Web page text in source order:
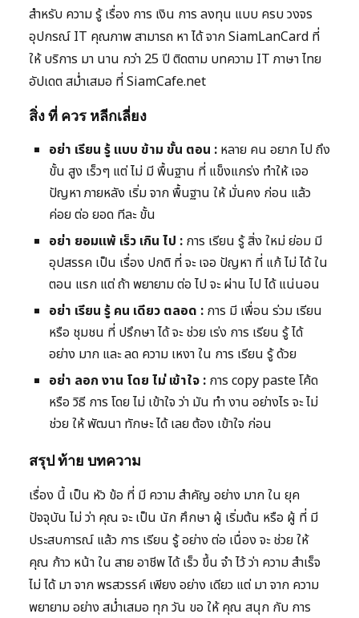
สำหรับ ความ รู้ เรื่อง การ เงิน การ ลงทุน แบบ ครบ วงจร
อุปกรณ์ IT คุณภาพ สามารถ หา ได้ จาก SiamLanCard ที่
ให้ บริการ มา นาน กว่า 25 ปี ติดตาม บทความ IT ภาษา ไทย
อัปเดต สม่ำเสมอ ที่ SiamCafe.net
สิ่ง ที่ ควร หลีกเลี่ยง
อย่า เรียน รู้ แบบ ข้าม ขั้น ตอน : หลาย คน อยาก ไป ถึง
ขั้น สูง เร็วๆ แต่ ไม่ มี พื้นฐาน ที่ แข็งแกร่ง ทำให้ เจอ
ปัญหา ภายหลัง เริ่ม จาก พื้นฐาน ให้ มั่นคง ก่อน แล้ว
ค่อย ต่อ ยอด ทีละ ขั้น
อย่า ยอมแพ้ เร็ว เกิน ไป : การ เรียน รู้ สิ่ง ใหม่ ย่อม มี
อุปสรรค เป็น เรื่อง ปกติ ที่ จะ เจอ ปัญหา ที่ แก้ ไม่ ได้ ใน
ตอน แรก แต่ ถ้า พยายาม ต่อ ไป จะ ผ่าน ไป ได้ แน่นอน
อย่า เรียน รู้ คน เดียว ตลอด : การ มี เพื่อน ร่วม เรียน
หรือ ชุมชน ที่ ปรึกษา ได้ จะ ช่วย เร่ง การ เรียน รู้ ได้
อย่าง มาก และ ลด ความ เหงา ใน การ เรียน รู้ ด้วย
อย่า ลอก งาน โดย ไม่ เข้าใจ : การ copy paste โค้ด
หรือ วิธี การ โดย ไม่ เข้าใจ ว่า มัน ทำ งาน อย่างไร จะ ไม่
ช่วย ให้ พัฒนา ทักษะ ได้ เลย ต้อง เข้าใจ ก่อน
สรุป ท้าย บทความ
เรื่อง นี้ เป็น หัว ข้อ ที่ มี ความ สำคัญ อย่าง มาก ใน ยุค
ปัจจุบัน ไม่ ว่า คุณ จะ เป็น นัก ศึกษา ผู้ เริ่มต้น หรือ ผู้ ที่ มี
ประสบการณ์ แล้ว การ เรียน รู้ อย่าง ต่อ เนื่อง จะ ช่วย ให้
คุณ ก้าว หน้า ใน สาย อาชีพ ได้ เร็ว ขึ้น จำ ไว้ ว่า ความ สำเร็จ
ไม่ ได้ มา จาก พรสวรรค์ เพียง อย่าง เดียว แต่ มา จาก ความ
พยายาม อย่าง สม่ำเสมอ ทุก วัน ขอ ให้ คุณ สนุก กับ การ